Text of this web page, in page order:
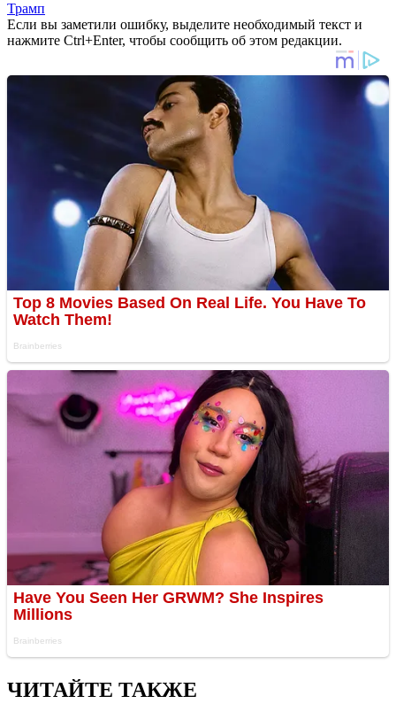
Трамп
Если вы заметили ошибку, выделите необходимый текст и
нажмите Ctrl+Enter, чтобы сообщить об этом редакции.
ЧИТАЙТЕ ТАКЖЕ